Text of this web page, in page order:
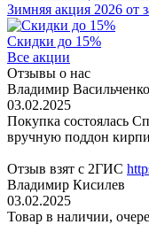
Зимняя акция 2026 от
Скидки до 15%
Все акции
Отзывы о нас
Владимир Васильченко
03.02.2025
Покупка состоялась
вручную поддон
Отзыв взят с 2ГИС
Владимир Кисилев
03.02.2025
Товар в наличии,